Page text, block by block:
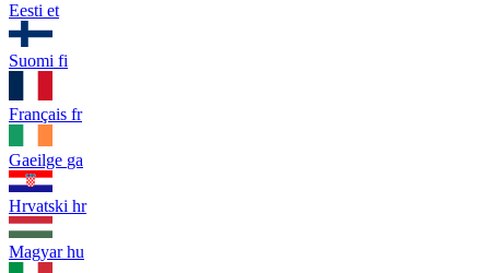
Eesti et
Suomi fi
Français fr
Gaeilge ga
Hrvatski hr
Magyar hu